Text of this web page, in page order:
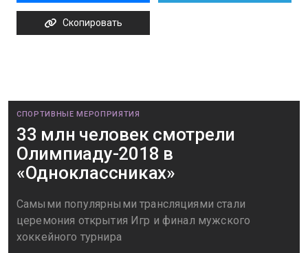
Скопировать
СПОРТИВНЫЕ МЕРОПРИЯТИЯ
33 млн человек смотрели
Олимпиаду-2018 в
«Одноклассниках»
Самыми популярными трансляциями стали
церемония открытия Игр и финал мужского
хоккейного турнира